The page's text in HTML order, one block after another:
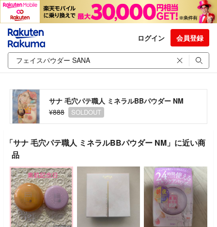
ログイン 会員登録
サナ 毛穴パテ職人 ミネラルBBパウダー NM
¥888
SOLDOUT
「サナ 毛穴パテ職人 ミネラルBBパウダー NM」に近い商
品